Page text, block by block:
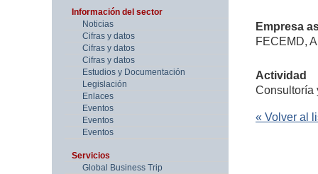
Información del sector
Noticias
Cifras y datos
Cifras y datos
Cifras y datos
Estudios y Documentación
Legislación
Enlaces
Eventos
Eventos
Eventos
Servicios
Global Business Trip
Empresa
FECEMD,
Actividad
Consultoría
« Volver al